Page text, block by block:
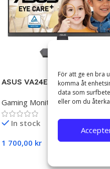
För att ge en bra
komma åt
data som
eller om du
ASUS VA24EHF 23,8″ 100HZ,
Gaming Monitors
In stock
1 700,00 kr